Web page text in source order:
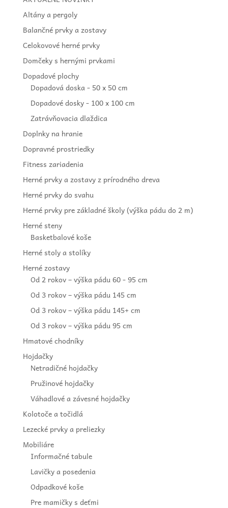
Altány a pergoly
Balančné prvky a zostavy
Celokovové herné prvky
Domčeky s hernými prvkami
Dopadové plochy
Dopadová doska - 50 x 50 cm
Dopadové dosky - 100 x 100 cm
Zatrávňovacia dlaždica
Doplnky na hranie
Dopravné prostriedky
Fitness zariadenia
Herné prvky a zostavy z prírodného dreva
Herné prvky do svahu
Herné prvky pre základné školy (výška pádu do 2 m)
Herné steny
Basketbalové koše
Herné stoly a stolíky
Herné zostavy
Od 2 rokov – výška pádu 60 - 95 cm
Od 3 rokov – výška pádu 145 cm
Od 3 rokov – výška pádu 145+ cm
Od 3 rokov – výška pádu 95 cm
Hmatové chodníky
Hojdačky
Netradičné hojdačky
Pružinové hojdačky
Váhadlové a závesné hojdačky
Kolotoče a točidlá
Lezecké prvky a preliezky
Mobiliáre
Informačné tabule
Lavičky a posedenia
Odpadkové koše
Pre mamičky s deťmi